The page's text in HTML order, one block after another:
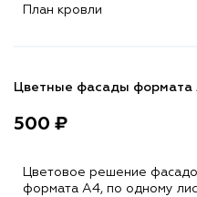
План кровли
Цветные фасады формата
500 ₽
Цветовое решение
формата A4, по одному